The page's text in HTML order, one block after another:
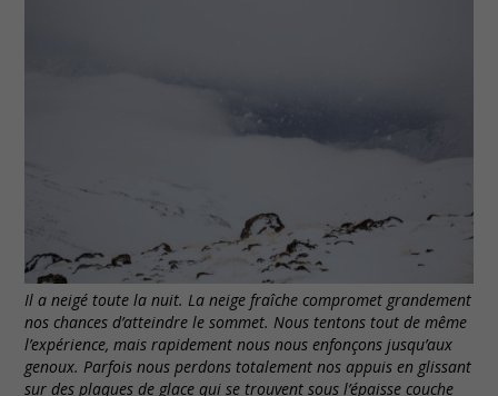
Il a neigé toute la nuit. La neige fraîche compromet grandement
nos chances d’atteindre le sommet. Nous tentons tout de même
l’expérience, mais rapidement nous nous enfonçons jusqu’aux
genoux. Parfois nous perdons totalement nos appuis en glissant
sur des plaques de glace qui se trouvent sous l’épaisse couche